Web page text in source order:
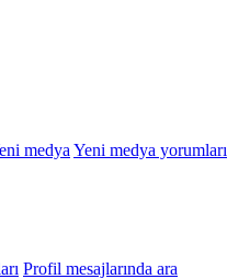
medya Yeni medya yorumları
Profil mesajlarında ara